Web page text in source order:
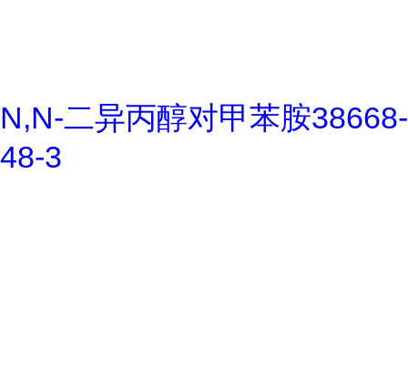
N,N-二异丙醇对甲苯胺38668-
48-3